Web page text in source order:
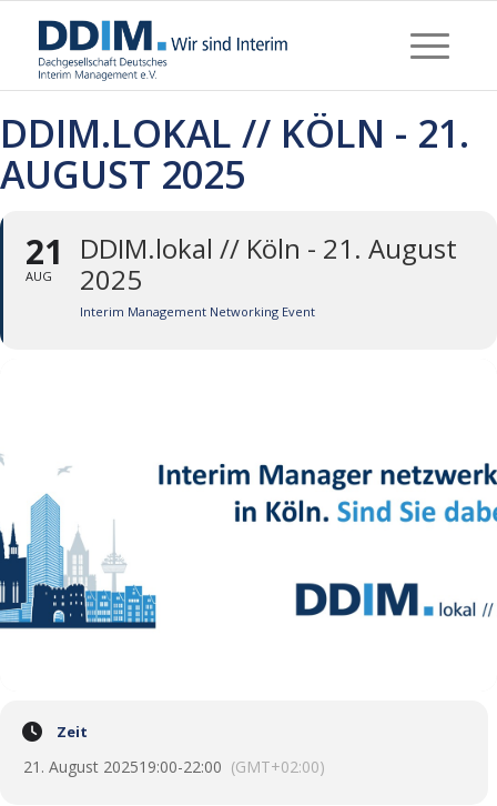
DDIM.LOKAL // KÖLN - 21.
AUGUST 2025
21
AUG
DDIM.lokal // Köln - 21. August
2025
Interim Management Networking Event
Zeit
21. August 202519:00-22:00 (GMT+02:00)